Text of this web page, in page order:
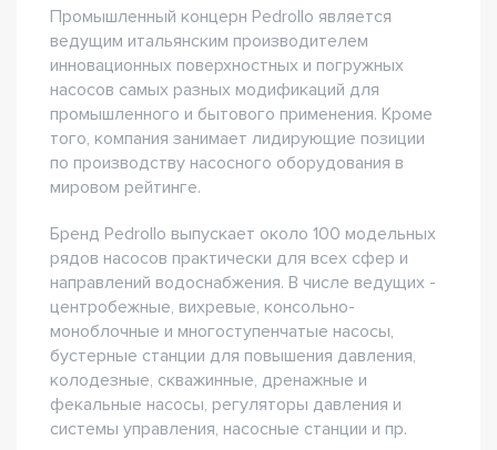
Промышленный концерн Pedrollo является
ведущим итальянским производителем
инновационных поверхностных и погружных
насосов самых разных модификаций для
промышленного и бытового применения. Кроме
того, компания занимает лидирующие позиции
по производству насосного оборудования в
мировом рейтинге.
Бренд Pedrollo выпускает около 100 модельных
рядов насосов практически для всех сфер и
направлений водоснабжения. В числе ведущих -
центробежные, вихревые, консольно-
моноблочные и многоступенчатые насосы,
бустерные станции для повышения давления,
колодезные, скважинные, дренажные и
фекальные насосы, регуляторы давления и
системы управления, насосные станции и пр.